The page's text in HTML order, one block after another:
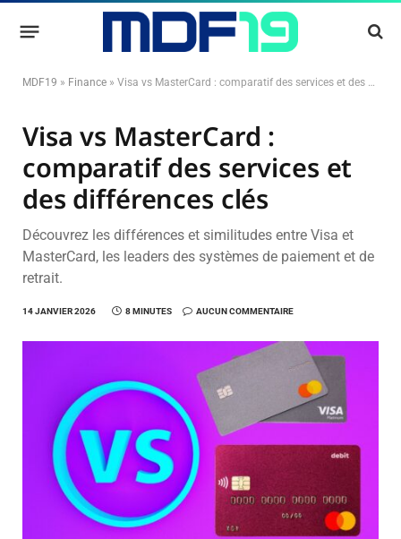
MDF19 » Finance » Visa vs MasterCard : comparatif des services et des différences clés
Visa vs MasterCard :
comparatif des services et
des différences clés
Découvrez les différences et similitudes entre Visa et
MasterCard, les leaders des systèmes de paiement et de
retrait.
14 JANVIER 2026 8 MINUTES AUCUN COMMENTAIRE